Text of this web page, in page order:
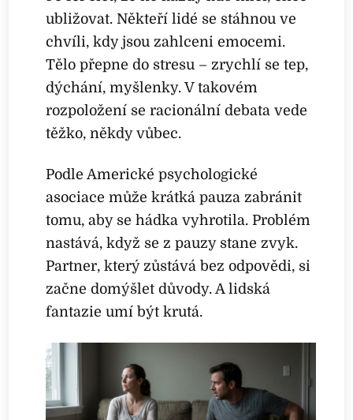
ubližovat. Někteří lidé se stáhnou ve
chvíli, kdy jsou zahlceni emocemi.
Tělo přepne do stresu – zrychlí se tep,
dýchání, myšlenky. V takovém
rozpoložení se racionální debata vede
těžko, někdy vůbec.
Podle Americké psychologické
asociace může krátká pauza zabránit
tomu, aby se hádka vyhrotila. Problém
nastává, když se z pauzy stane zvyk.
Partner, který zůstává bez odpovědi, si
začne domýšlet důvody. A lidská
fantazie umí být krutá.